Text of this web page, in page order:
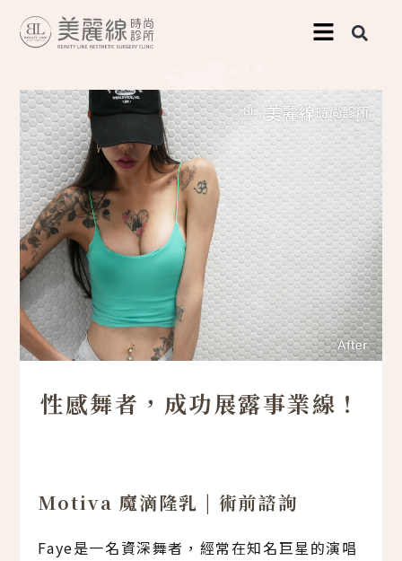
性感舞者，成功展露事業線！
Motiva 魔滴隆乳 | 術前諮詢
Faye是一名資深舞者，經常在知名巨星的演唱